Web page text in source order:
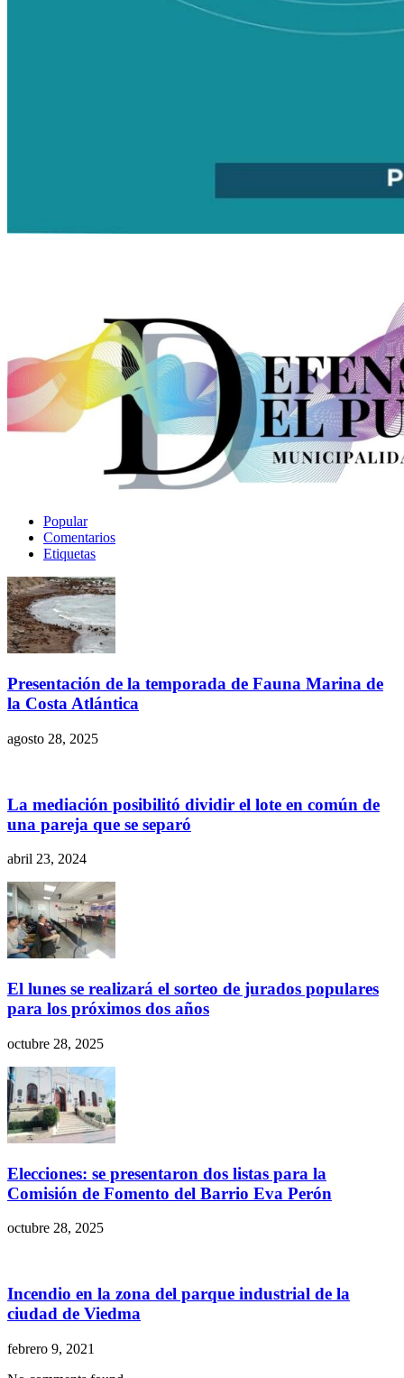
Popular
Comentarios
Etiquetas
Presentación de la temporada de Fauna Marina de
la Costa Atlántica
agosto 28, 2025
La mediación posibilitó dividir el lote en común de
una pareja que se separó
abril 23, 2024
El lunes se realizará el sorteo de jurados populares
para los próximos dos años
octubre 28, 2025
Elecciones: se presentaron dos listas para la
Comisión de Fomento del Barrio Eva Perón
octubre 28, 2025
Incendio en la zona del parque industrial de la
ciudad de Viedma
febrero 9, 2021